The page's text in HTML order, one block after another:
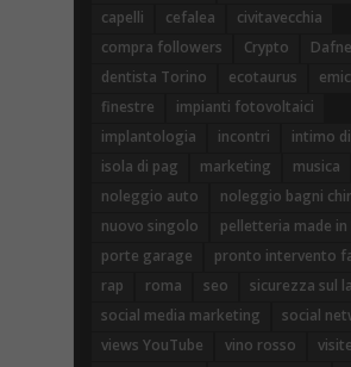
capelli
cefalea
civitavecchia
compra followers
Crypto
dentista Torino
ecotaurus
finestre
impianti fotovoltaici
implantologia
incontri
intimo
isola di pag
marketing
musica
noleggio auto
noleggio bagni
nuovo singolo
pelletteria made in
porte garage
pronto intervento
rap
roma seo
sicurezza sul
social media marketing
social
views YouTube
vino rosso
visite